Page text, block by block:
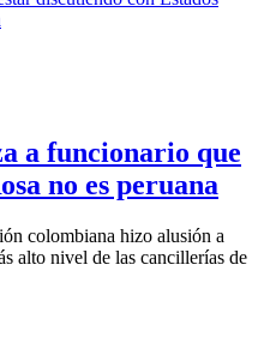
a funcionario que
no es peruana
colombiana hizo alusión a
alto nivel de las cancillerías de